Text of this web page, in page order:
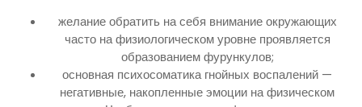
желание обратить на себя внимание окружающих
часто на физиологическом уровне проявляется
образованием фурункулов;
основная психосоматика гнойных воспалений —
негативные, накопленные эмоции на физическом